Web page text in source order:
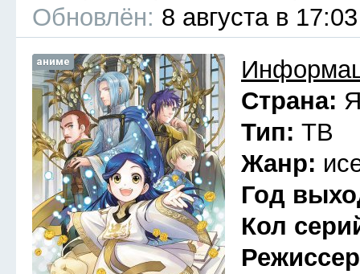
Обновлён: 8 августа в 17:03
аниме
Страна:
Тип: ТВ
Жанр:
Год
Кол